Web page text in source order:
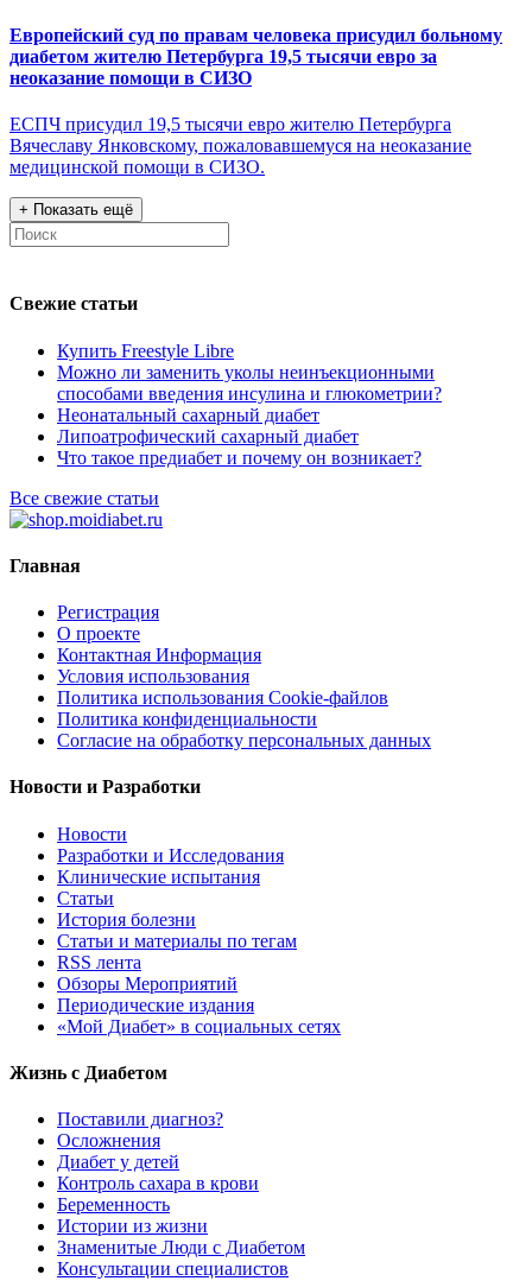
Европейский суд по правам человека присудил больному
диабетом жителю Петербурга 19,5 тысячи евро за
неоказание помощи в СИЗО
ЕСПЧ присудил 19,5 тысячи евро жителю Петербурга
Вячеславу Янковскому, пожаловавшемуся на неоказание
медицинской помощи в СИЗО.
+ Показать ещё
Свежие статьи
Купить Freestyle Libre
Можно ли заменить уколы неинъекционными
способами введения инсулина и глюкометрии?
Неонатальный сахарный диабет
Липоатрофический сахарный диабет
Что такое предиабет и почему он возникает?
Все свежие статьи
Главная
Регистрация
О проекте
Контактная Информация
Условия использования
Политика использования Cookie-файлов
Политика конфиденциальности
Согласие на обработку персональных данных
Новости и Разработки
Новости
Разработки и Исследования
Клинические испытания
Статьи
История болезни
Статьи и материалы по тегам
RSS лента
Обзоры Мероприятий
Периодические издания
«Мой Диабет» в социальных сетях
Жизнь с Диабетом
Поставили диагноз?
Осложнения
Диабет у детей
Контроль сахара в крови
Беременность
Истории из жизни
Знаменитые Люди с Диабетом
Консультации специалистов